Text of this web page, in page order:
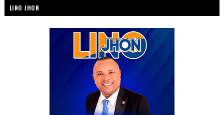
LINO JHON